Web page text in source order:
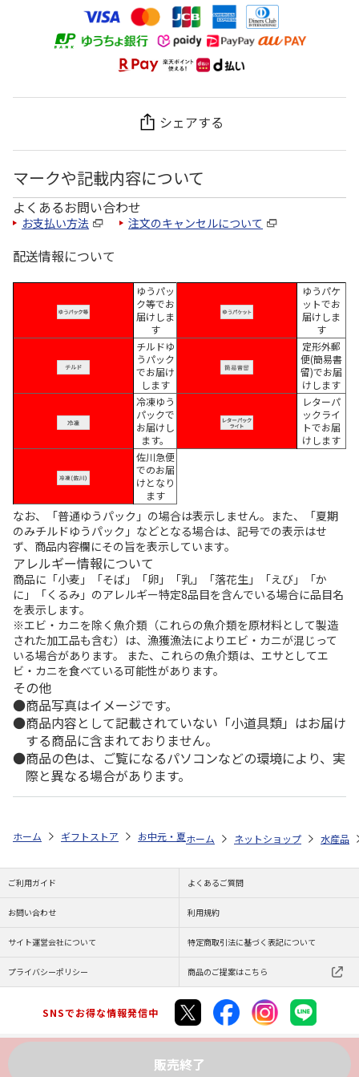
シェアする
マークや記載内容について
よくあるお問い合わせ
お支払い方法 注文のキャンセルについて
配送情報について
ゆうパッ
ク等でお
届けしま
す
ゆうパケ
ットでお
届けしま
す
チルドゆ
うパック
でお届け
します
定形外郵
便(簡易書
留)でお届
けします
冷凍ゆう
パックで
お届けし
ます。
レターパ
ックライ
トでお届
けします
佐川急便
でのお届
けとなり
ます
なお、「普通ゆうパック」の場合は表示しません。また、「夏期
のみチルドゆうパック」などとなる場合は、記号での表示はせ
ず、商品内容欄にその旨を表示しています。
アレルギー情報について
商品に「小麦」「そば」「卵」「乳」「落花生」「えび」「か
に」「くるみ」のアレルギー特定8品目を含んでいる場合に品目名
を表示します。
※エビ・カニを除く魚介類（これらの魚介類を原材料として製造
された加工品も含む）は、漁獲漁法によりエビ・カニが混じって
いる場合があります。 また、これらの魚介類は、エサとしてエ
ビ・カニを食べている可能性があります。
その他
商品写真はイメージです。
商品内容として記載されていない「小道具類」はお届け
する商品に含まれておりません。
商品の色は、ご覧になるパソコンなどの環境により、実
際と異なる場合があります。
販売終了
ホーム ギフトストア お中元・夏ギフト特集 2026 ゆうゆうギフト
ホーム ネットショップ 水産品
ご利用ガイド よくあるご質問
お問い合わせ 利用規約
サイト運営会社について 特定商取引法に基づく表記について
プライバシーポリシー 商品のご提案はこちら
SNSでお得な情報発信中